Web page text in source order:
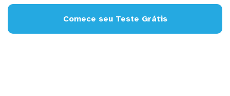
Comece seu Teste Grátis